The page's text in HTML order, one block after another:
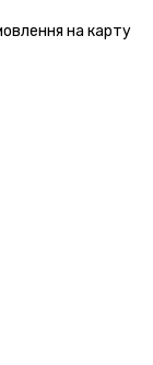
на карту